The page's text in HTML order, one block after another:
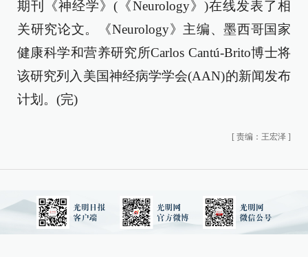
期刊《神经学》(《Neurology》)在线发表了相
关研究论文。《Neurology》主编、墨西哥国家
健康科学和营养研究所Carlos Cantú-Brito博士将
该研究列入美国神经病学学会(AAN)的新闻发布
计划。(完)
[ 责编：王宏泽 ]